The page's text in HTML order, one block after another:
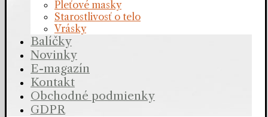
Pleťové masky
Starostlivosť o telo
Vrásky
Balíčky
Novinky
E-magazín
Kontakt
Obchodné podmienky
GDPR